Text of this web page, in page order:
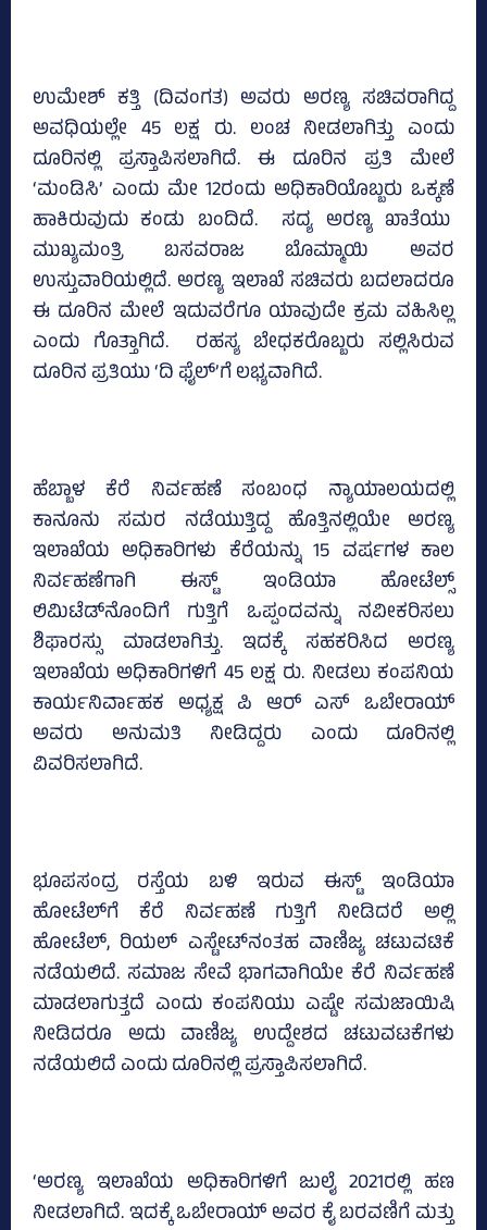
ಉಮೇಶ್‌ ಕತ್ತಿ (ದಿವಂಗತ) ಅವರು ಅರಣ್ಯ ಸಚಿವರಾಗಿದ್ದ
ಅವಧಿಯಲ್ಲೇ 45 ಲಕ್ಷ ರು. ಲಂಚ ನೀಡಲಾಗಿತ್ತು ಎಂದು
ದೂರಿನಲ್ಲಿ ಪ್ರಸ್ತಾಪಿಸಲಾಗಿದೆ. ಈ ದೂರಿನ ಪ್ರತಿ ಮೇಲೆ
‘ಮಂಡಿಸಿ’ ಎಂದು ಮೇ 12ರಂದು ಅಧಿಕಾರಿಯೊಬ್ಬರು ಒಕ್ಕಣೆ
ಹಾಕಿರುವುದು ಕಂಡು ಬಂದಿದೆ. ಸದ್ಯ ಅರಣ್ಯ ಖಾತೆಯು
ಮುಖ್ಯಮಂತ್ರಿ ಬಸವರಾಜ ಬೊಮ್ಮಾಯಿ ಅವರ
ಉಸ್ತುವಾರಿಯಲ್ಲಿದೆ. ಅರಣ್ಯ ಇಲಾಖೆ ಸಚಿವರು ಬದಲಾದರೂ
ಈ ದೂರಿನ ಮೇಲೆ ಇದುವರೆಗೂ ಯಾವುದೇ ಕ್ರಮ ವಹಿಸಿಲ್ಲ
ಎಂದು ಗೊತ್ತಾಗಿದೆ. ರಹಸ್ಯ ಬೇಧಕರೊಬ್ಬರು ಸಲ್ಲಿಸಿರುವ
ದೂರಿನ ಪ್ರತಿಯು ‘ದಿ ಫೈಲ್‌’ಗೆ ಲಭ್ಯವಾಗಿದೆ.
ಹೆಬ್ಬಾಳ ಕೆರೆ ನಿರ್ವಹಣೆ ಸಂಬಂಧ ನ್ಯಾಯಾಲಯದಲ್ಲಿ
ಕಾನೂನು ಸಮರ ನಡೆಯುತ್ತಿದ್ದ ಹೊತ್ತಿನಲ್ಲಿಯೇ ಅರಣ್ಯ
ಇಲಾಖೆಯ ಅಧಿಕಾರಿಗಳು ಕೆರೆಯನ್ನು 15 ವರ್ಷಗಳ ಕಾಲ
ನಿರ್ವಹಣೆಗಾಗಿ ಈಸ್ಟ್‌ ಇಂಡಿಯಾ ಹೋಟೆಲ್ಸ್‌
ಲಿಮಿಟೆಡ್‌ನೊಂದಿಗೆ ಗುತ್ತಿಗೆ ಒಪ್ಪಂದವನ್ನು ನವೀಕರಿಸಲು
ಶಿಫಾರಸ್ಸು ಮಾಡಲಾಗಿತ್ತು. ಇದಕ್ಕೆ ಸಹಕರಿಸಿದ ಅರಣ್ಯ
ಇಲಾಖೆಯ ಅಧಿಕಾರಿಗಳಿಗೆ 45 ಲಕ್ಷ ರು. ನೀಡಲು ಕಂಪನಿಯ
ಕಾರ್ಯನಿರ್ವಾಹಕ ಅಧ್ಯಕ್ಷ ಪಿ ಆರ್‌ ಎಸ್‌ ಒಬೇರಾಯ್‌
ಅವರು ಅನುಮತಿ ನೀಡಿದ್ದರು ಎಂದು ದೂರಿನಲ್ಲಿ
ವಿವರಿಸಲಾಗಿದೆ.
ಭೂಪಸಂದ್ರ ರಸ್ತೆಯ ಬಳಿ ಇರುವ ಈಸ್ಟ್‌ ಇಂಡಿಯಾ
ಹೋಟೆಲ್‌ಗೆ ಕೆರೆ ನಿರ್ವಹಣೆ ಗುತ್ತಿಗೆ ನೀಡಿದರೆ ಅಲ್ಲಿ
ಹೋಟೆಲ್‌, ರಿಯಲ್‌ ಎಸ್ಟೇಟ್‌ನಂತಹ ವಾಣಿಜ್ಯ ಚಟುವಟಿಕೆ
ನಡೆಯಲಿದೆ. ಸಮಾಜ ಸೇವೆ ಭಾಗವಾಗಿಯೇ ಕೆರೆ ನಿರ್ವಹಣೆ
ಮಾಡಲಾಗುತ್ತದೆ ಎಂದು ಕಂಪನಿಯು ಎಷ್ಟೇ ಸಮಜಾಯಿಷಿ
ನೀಡಿದರೂ ಅದು ವಾಣಿಜ್ಯ ಉದ್ದೇಶದ ಚಟುವಟಕೆಗಳು
ನಡೆಯಲಿದೆ ಎಂದು ದೂರಿನಲ್ಲಿ ಪ್ರಸ್ತಾಪಿಸಲಾಗಿದೆ.
‘ಅರಣ್ಯ ಇಲಾಖೆಯ ಅಧಿಕಾರಿಗಳಿಗೆ ಜುಲೈ 2021ರಲ್ಲಿ ಹಣ
ನೀಡಲಾಗಿದೆ. ಇದಕ್ಕೆ ಒಬೇರಾಯ್‌ ಅವರ ಕೈ ಬರವಣಿಗೆ ಮತ್ತು